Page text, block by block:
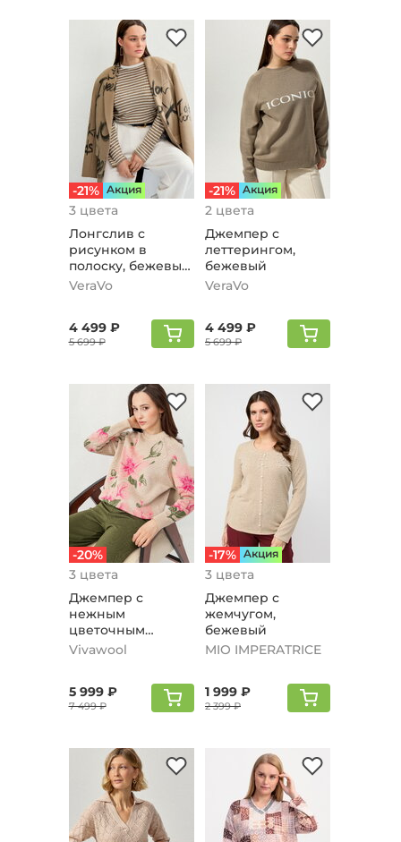
-21% Aкция
3 цвета
Лонгслив с
рисунком в
полоску, бежевый,
молочный
VeraVo
4 499 ₽
5 699 ₽
-21% Aкция
2 цвета
Джемпер с
леттерингом,
бежевый
VeraVo
4 499 ₽
5 699 ₽
-20%
3 цвета
Джемпер с
нежным
цветочным
орнаментом,
Vivawool
5 999 ₽
7 499 ₽
-17% Aкция
3 цвета
Джемпер с
жемчугом,
бежевый
MIO IMPERATRICE
1 999 ₽
2 399 ₽